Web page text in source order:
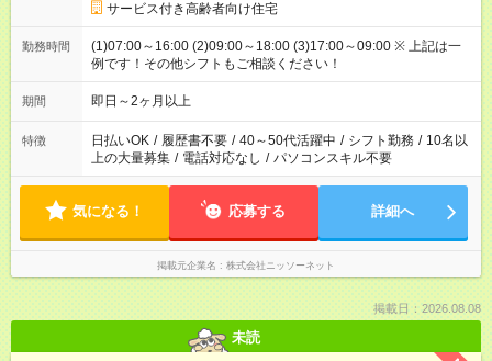
サービス付き高齢者向け住宅
勤務時間
(1)07:00～16:00 (2)09:00～18:00 (3)17:00～09:00 ※ 上記は一
例です！その他シフトもご相談ください！
期間 即日～2ヶ月以上
特徴 日払いOK / 履歴書不要 / 40～50代活躍中 / シフト勤務 / 10名以
上の大量募集 / 電話対応なし / パソコンスキル不要
気になる！ 応募する 詳細へ
掲載元企業名 株式会社ニッソーネット
掲載日：2026.08.08
未読